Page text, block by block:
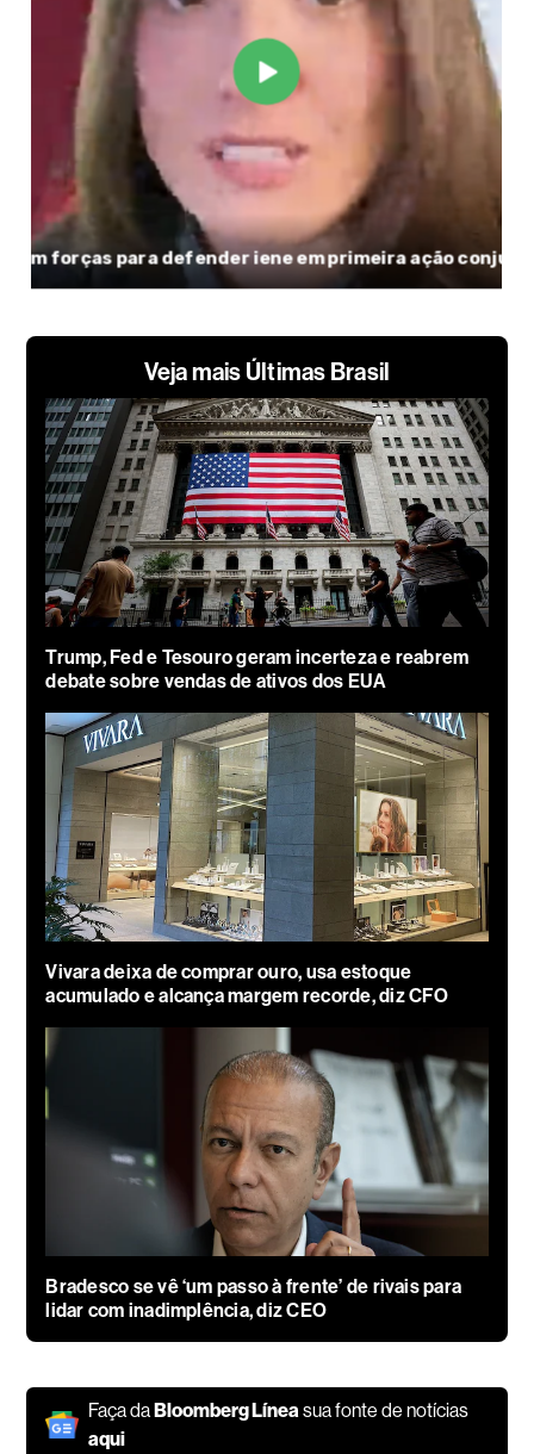
Veja mais Últimas Brasil
Trump, Fed e Tesouro geram incerteza e reabrem
debate sobre vendas de ativos dos EUA
Vivara deixa de comprar ouro, usa estoque
acumulado e alcança margem recorde, diz CFO
Bradesco se vê ‘um passo à frente’ de rivais para
lidar com inadimplência, diz CEO
Faça daBloomberg Línea sua fonte de notícias
aqui